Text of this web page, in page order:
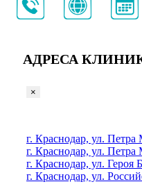
АДРЕСА
×
г. Краснодар, ул. Петра
г. Краснодар, ул. Петра
г. Краснодар, ул. Героя
г. Краснодар, ул.